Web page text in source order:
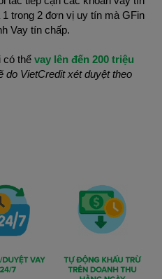
trong 2 đơn vị uy tín mà GFin
Vay tín chấp.
có thể vay lên đến 200 triệu
do VietCredit xét duyệt theo